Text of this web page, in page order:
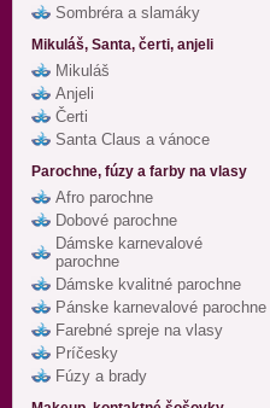
Sombréra a slamáky
Mikuláš, Santa, čerti, anjeli
Mikuláš
Anjeli
Čerti
Santa Claus a vánoce
Parochne, fúzy a farby na vlasy
Afro parochne
Dobové parochne
Dámske karnevalové
parochne
Dámske kvalitné parochne
Pánske karnevalové parochne
Farebné spreje na vlasy
Príčesky
Fúzy a brady